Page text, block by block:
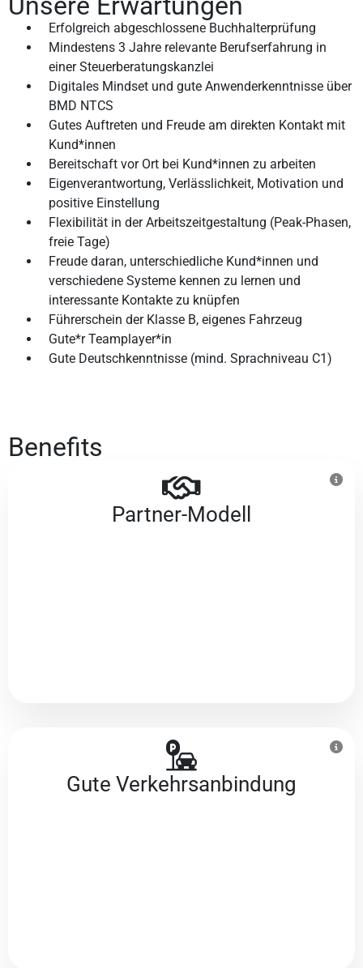
Erfolgreich abgeschlossene Buchhalterprüfung
Mindestens 3 Jahre relevante Berufserfahrung in
einer Steuerberatungskanzlei
Digitales Mindset und gute Anwenderkenntnisse über
BMD NTCS
Gutes Auftreten und Freude am direkten Kontakt mit
Kund*innen
Bereitschaft vor Ort bei Kund*innen zu arbeiten
Eigenverantwortung, Verlässlichkeit, Motivation und
positive Einstellung
Flexibilität in der Arbeitszeitgestaltung (Peak-Phasen,
freie Tage)
Freude daran, unterschiedliche Kund*innen und
verschiedene Systeme kennen zu lernen und
interessante Kontakte zu knüpfen
Führerschein der Klasse B, eigenes Fahrzeug
Gute*r Teamplayer*in
Gute Deutschkenntnisse (mind. Sprachniveau C1)
Benefits
Partner-Modell
Gute Verkehrs­anbindung